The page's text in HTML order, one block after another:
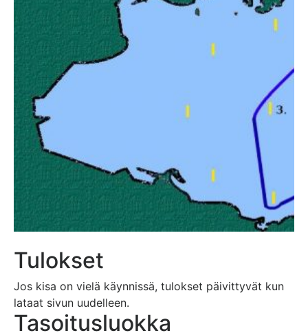
Tulokset
Jos kisa on vielä käynnissä, tulokset päivittyvät kun
lataat sivun uudelleen.
Tasoitusluokka